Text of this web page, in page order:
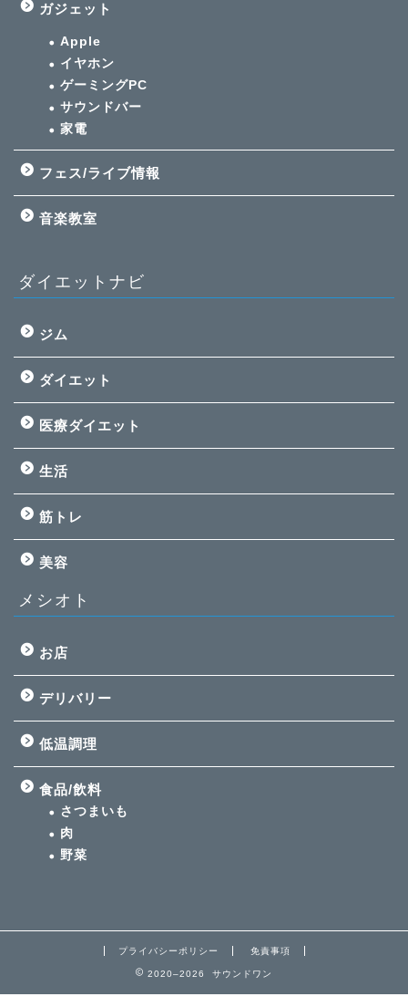
ガジェット
Apple
イヤホン
ゲーミングPC
サウンドバー
家電
フェス/ライブ情報
音楽教室
ダイエットナビ
ジム
ダイエット
医療ダイエット
生活
筋トレ
美容
メシオト
お店
デリバリー
低温調理
食品/飲料
さつまいも
肉
野菜
プライバシーポリシー 免責事項
2020–2026 サウンドワン